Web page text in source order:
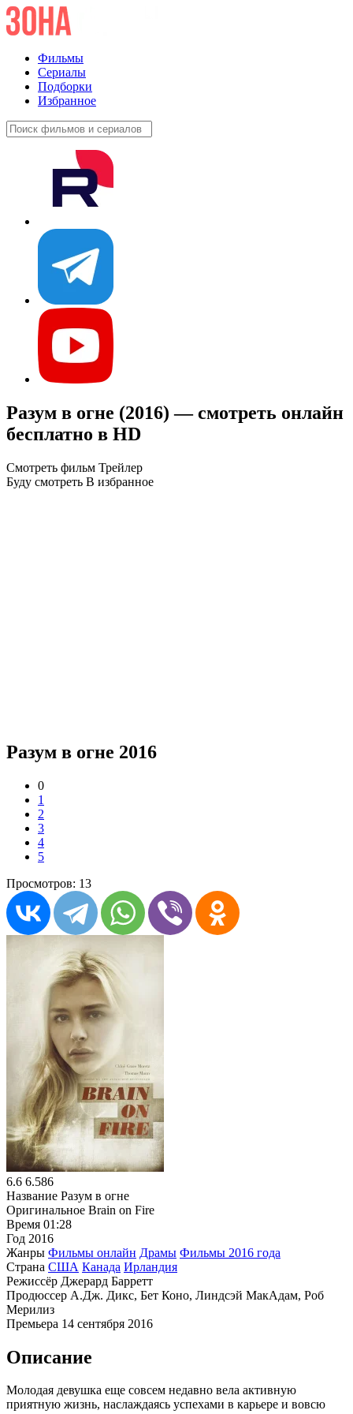
Фильмы
Сериалы
Подборки
Избранное
Разум в огне (2016) — смотреть онлайн
бесплатно в HD
Смотреть фильм Трейлер
Буду смотреть В избранное
Разум в огне 2016
0
1
2
3
4
5
Просмотров: 13
6.6 6.586
Название Разум в огне
Оригинальное Brain on Fire
Время 01:28
Год 2016
Жанры Фильмы онлайн Драмы Фильмы 2016 года
Страна США Канада Ирландия
Режиссёр Джерард Барретт
Продюссер А.Дж. Дикс, Бет Коно, Линдсэй МакАдам, Роб
Мерилиз
Премьера 14 сентября 2016
Описание
Молодая девушка еще совсем недавно вела активную
приятную жизнь, наслаждаясь успехами в карьере и вовсю